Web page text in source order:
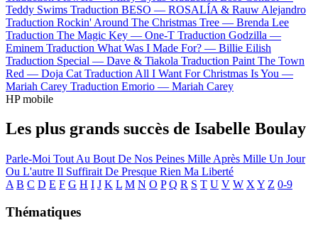
Teddy Swims Traduction BESO — ROSALÍA & Rauw Alejandro
Traduction Rockin' Around The Christmas Tree — Brenda Lee
Traduction The Magic Key — One-T Traduction Godzilla —
Eminem Traduction What Was I Made For? — Billie Eilish
Traduction Special — Dave & Tiakola Traduction Paint The Town
Red — Doja Cat Traduction All I Want For Christmas Is You —
Mariah Carey Traduction Emorio — Mariah Carey
HP mobile
Les plus grands succès de Isabelle Boulay
Parle-Moi Tout Au Bout De Nos Peines Mille Après Mille Un Jour
Ou L'autre Il Suffirait De Presque Rien Ma Liberté
A B C D E F G H I J K L M N O P Q R S T U V W X Y Z 0-9
Thématiques